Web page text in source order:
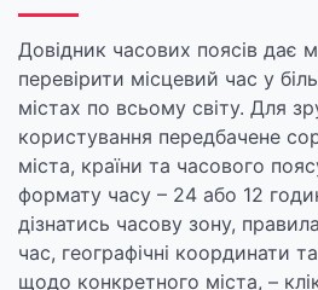
Довідник часових поясів дає
перевірити місцевий час у
містах по всьому світу. Для
користування передбачене
міста, країни та часового
формату часу – 24 або 12
дізнатись часову зону,
час, географічні координати
щодо конкретного міста, –